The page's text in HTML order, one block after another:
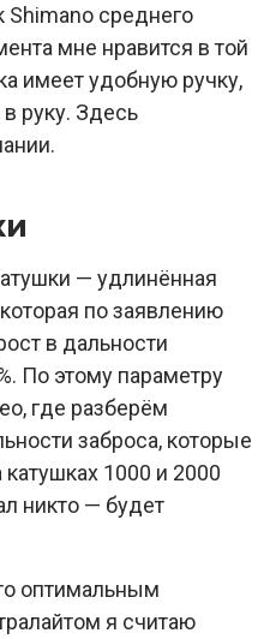
Shimano среднего
мне нравится в той
имеет удобную ручку,
руку. Здесь
— удлинённая
по заявлению
в дальности
По этому параметру
где разберём
заброса, которые
1000 и 2000
никто — будет
оптимальным
я считаю